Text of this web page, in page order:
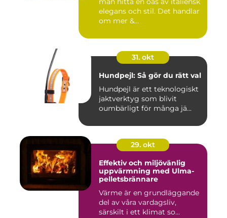
elegans och stil. Det handlar
om mer &...
31. okt
Hundpejl: Så gör du rätt val
Hundpejl är ett teknologiskt
jaktverktyg som blivit
oumbärligt för många jä...
29. okt
Effektiv och miljövänlig
uppvärmning med Ulma-
pelletsbrännare
Värme är en grundläggande
del av våra vardagsliv,
särskilt i ett klimat so...